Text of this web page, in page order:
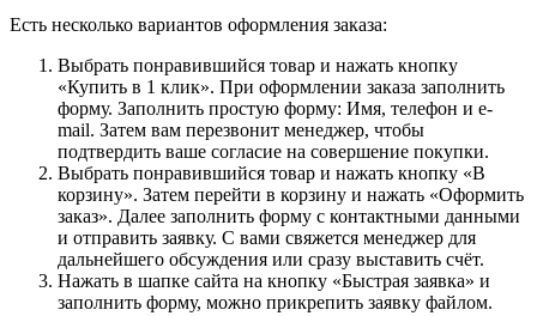
Есть несколько вариантов оформления заказа:
Выбрать понравившийся товар и нажать кнопку
«Купить в 1 клик». При оформлении заказа заполнить
форму. Заполнить простую форму: Имя, телефон и e-
mail. Затем вам перезвонит менеджер, чтобы
подтвердить ваше согласие на совершение покупки.
Выбрать понравившийся товар и нажать кнопку «В
корзину». Затем перейти в корзину и нажать «Оформить
заказ». Далее заполнить форму с контактными данными
и отправить заявку. С вами свяжется менеджер для
дальнейшего обсуждения или сразу выставить счёт.
Нажать в шапке сайта на кнопку «Быстрая заявка» и
заполнить форму, можно прикрепить заявку файлом.